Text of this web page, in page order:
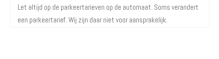
Let altijd op de parkeertarieven op de automaat. Soms verandert
een parkeertarief. Wij zijn daar niet voor aansprakelijk.